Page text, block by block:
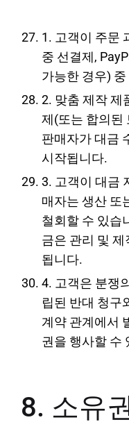
1. 고객이 주문
중 선결제,
가능한 경우)
2. 맞춤 제작 제
제(또는 합의된
판매자가 대금
시작됩니다.
3. 고객이 대금
매자는 생산 또
철회할 수 있습
금은 관리 및
됩니다.
4. 고객은 분쟁
립된 반대 청구
계약 관계에서
권을 행사할 수
8. 소유